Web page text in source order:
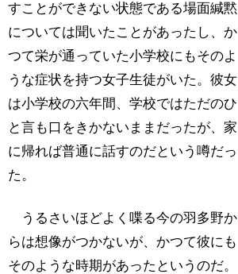
すことができない状態である場面緘黙
については聞いたことがあったし、か
つて栄が通っていた小学校にもそのよ
うな症状を持つ女子生徒がいた。彼女
は小学校の六年間、学校ではただのひ
と言も口をきかないままだったが、家
に帰れば普通に話すのだという噂だっ
た。
うるさいほどよく喋る今の羽多野か
らは想像がつかないが、かつて彼にも
そのような時期があったというのだ。